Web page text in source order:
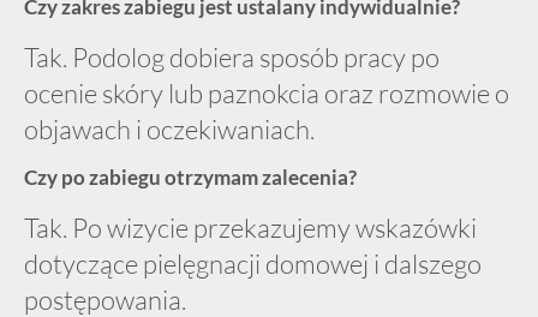
Czy zakres zabiegu jest ustalany indywidualnie?
Tak. Podolog dobiera sposób pracy po
ocenie skóry lub paznokcia oraz rozmowie o
objawach i oczekiwaniach.
Czy po zabiegu otrzymam zalecenia?
Tak. Po wizycie przekazujemy wskazówki
dotyczące pielęgnacji domowej i dalszego
postępowania.